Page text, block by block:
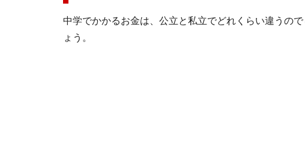
中学でかかるお金は、公立と私立でどれくらい違うの
ょう。